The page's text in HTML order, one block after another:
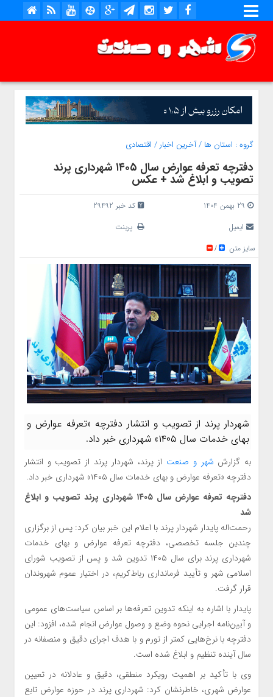
گروه : استان ها /آخرین اخبار / اقتصادی
دفترچه تعرفه عوارض سال ۱۴۰۵ شهرداری پرند
تصویب و ابلاغ شد + عکس
29 بهمن 1404
کد خبر 29492
ایمیل
پرینت
سایز متن
/
شهردار پرند از تصویب و انتشار دفترچه «تعرفه عوارض و
بهای خدمات سال ۱۴۰۵» شهرداری خبر داد.
به گزارش شهر و صنعت از پرند، شهردار پرند از تصویب و انتشار
دفترچه «تعرفه عوارض و بهای خدمات سال ۱۴۰۵» شهرداری خبر داد.
دفترچه تعرفه عوارض سال ۱۴۰۵ شهرداری پرند تصویب و ابلاغ
شد
رحمت‌اله پایدار شهردار پرند با اعلام این خبر بیان کرد: پس از برگزاری
چندین جلسه تخصصی، دفترچه تعرفه عوارض و بهای خدمات
شهرداری پرند برای سال ۱۴۰۵ تدوین شد و پس از تصویب شورای
اسلامی شهر و تأیید فرمانداری رباط‌کریم، در اختیار عموم شهروندان
قرار گرفت.
پایدار با اشاره به اینکه تدوین تعرفه‌ها بر اساس سیاست‌های عمومی
و آیین‌نامه اجرایی نحوه وضع و وصول عوارض انجام شده، افزود: این
دفترچه با نرخ‌هایی کمتر از تورم و با هدف اجرای دقیق و منصفانه در
سال آینده تنظیم و ابلاغ شده است.
وی با تأکید بر اهمیت رویکرد منطقی، دقیق و عادلانه در تعیین
عوارض شهری، خاطرنشان کرد: شهرداری پرند در حوزه عوارض تابع